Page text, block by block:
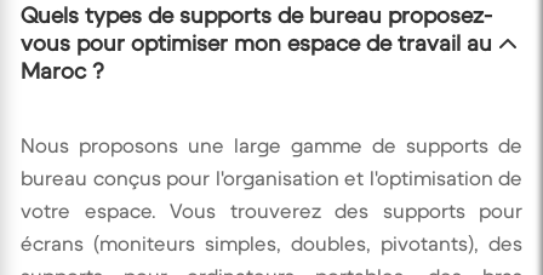
Quels types de supports de bureau proposez-
vous pour optimiser mon espace de travail au
Maroc ?
Nous proposons une large gamme de supports de
bureau conçus pour l'organisation et l'optimisation de
votre espace. Vous trouverez des supports pour
écrans (moniteurs simples, doubles, pivotants), des